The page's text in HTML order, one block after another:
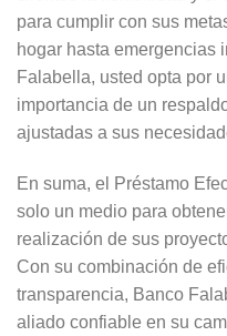
para cumplir con sus
hogar hasta emergencias
Falabella, usted opta por
importancia de un
ajustadas a sus
En suma, el Préstamo
solo un medio para
realización de sus
Con su combinación de
transparencia, Banco
aliado confiable en su